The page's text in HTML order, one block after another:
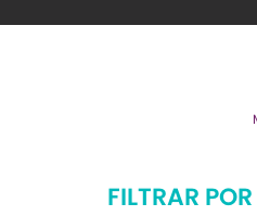
FILTRAR POR